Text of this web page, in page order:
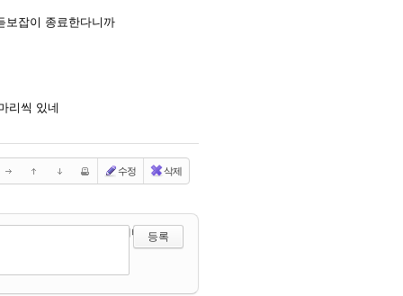
보잡이 종료한다니까
리씩 있네
수정 삭제
에디터 선택하기